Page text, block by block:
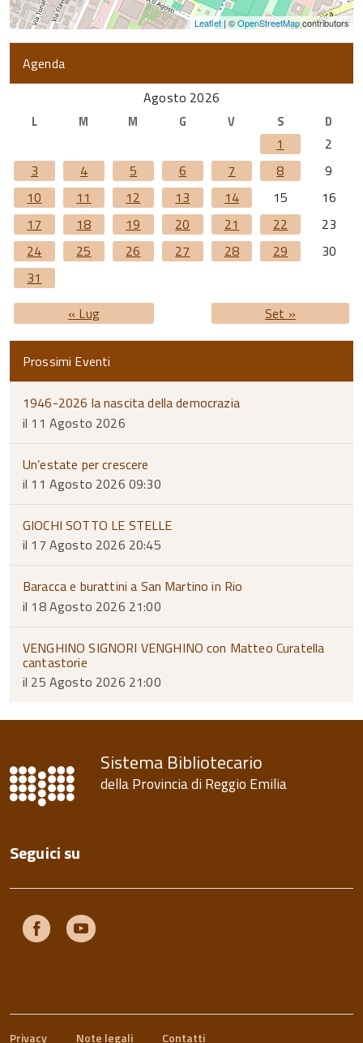
Leaflet | ©OpenStreetMapcontributors
Agenda
Agosto 2026
L M M G V S D
1
2
3
4 5 6 7 8
9
10
11 12 13 14 15
16
17
18 19 20 21 22
23
24
25 26 27 28 29
30
31
« Lug
Set »
Prossimi Eventi
1946-2026 la nascita della democrazia
il 11 Agosto 2026
Un’estate per crescere
il 11 Agosto 2026 09:30
GIOCHI SOTTO LE STELLE
il 17 Agosto 2026 20:45
Baracca e burattini a San Martino in Rio
il 18 Agosto 2026 21:00
VENGHINO SIGNORI VENGHINO con Matteo Curatella
cantastorie
il 25 Agosto 2026 21:00
Sistema Bibliotecario
della Provincia di Reggio Emilia
Seguici su
Facebook
Privacy Note legali Contatti